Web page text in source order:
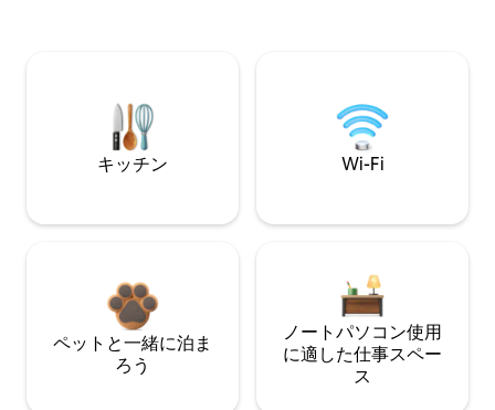
キッチン Wi-Fi
ペットと一緒に泊ま
ろう
ノートパソコン使用
に適した仕事スペー
ス